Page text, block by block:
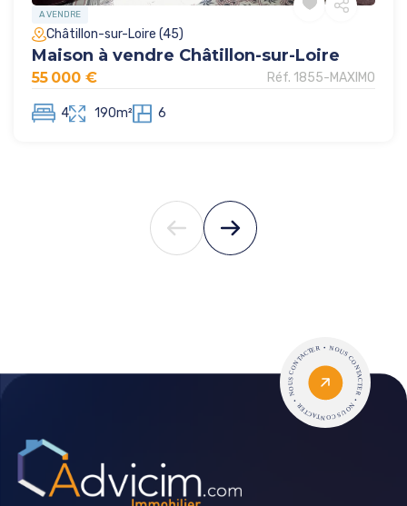
A VENDRE
Réf. 1855-MAXIMO
Châtillon-sur-Loire (45)
Maison à vendre Châtillon-sur-Loire
4 190m² 6
55 000 €